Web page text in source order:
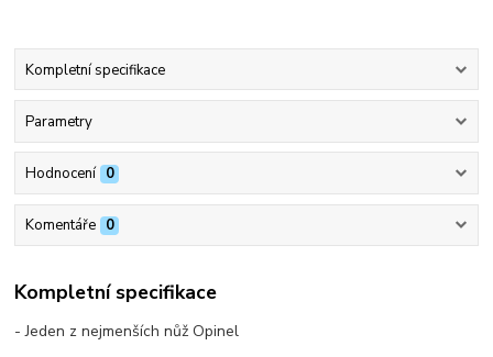
Kompletní specifikace
Parametry
Hodnocení 0
Komentáře 0
Kompletní specifikace
- Jeden z nejmenších nůž Opinel